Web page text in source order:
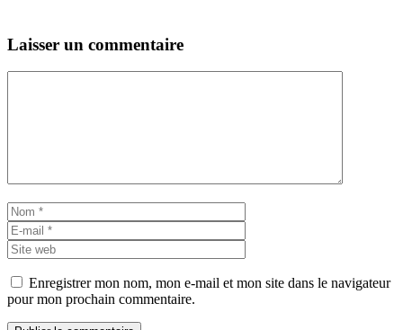
Laisser un commentaire
Nom
mail
web
Enregistrer mon nom, mon e-mail et mon site dans le navigateur
pour mon prochain commentaire.